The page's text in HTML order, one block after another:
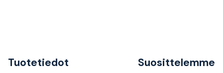
Tuotetiedot Suosittelemme